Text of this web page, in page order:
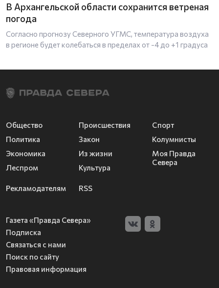
В Архангельской области сохранится ветреная
погода
Согласно прогнозу Северного УГМС, температура воздуха
в регионе будет колебаться в пределах от -4 до +1 градуса
Общество
Политика
Экономика
Леспром
Происшествия
Закон
Из жизни
Культура
Спорт
Колумнисты
Моя Правда
Севера
Рекламодателям RSS
Газета «Правда Севера»
Подписка
Связаться с нами
Поиск по сайту
Правовая информация